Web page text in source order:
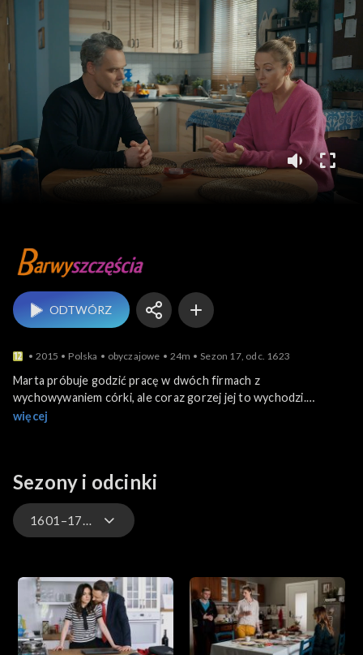
Barwy szczęścia
ODTWÓRZ
2015 Polska obyczajowe 24m Sezon 17, odc. 1623
Marta próbuje godzić pracę w dwóch firmach z
wychowywaniem córki, ale coraz gorzej jej to wychodzi.
Tymczasem Piotr nieoczekiwanie proponuje byłej żonie pomoc
więcej
Sezony i odcinki
1601–1700
3201-3300
3101-3200